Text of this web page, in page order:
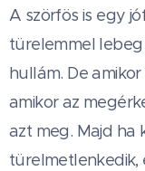
A szörfös is egy
türelemmel lebeg
hullám. De
amikor az
azt meg. Majd ha
türelmetlenkedik,